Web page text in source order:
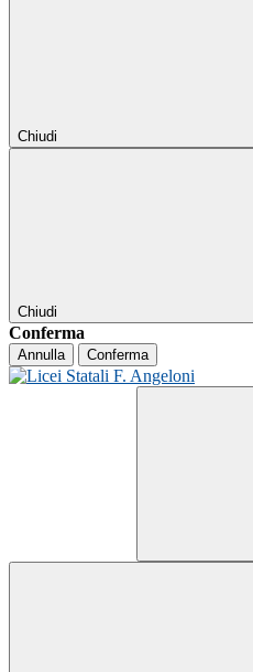
Chiudi
Chiudi
Conferma
Annulla Conferma